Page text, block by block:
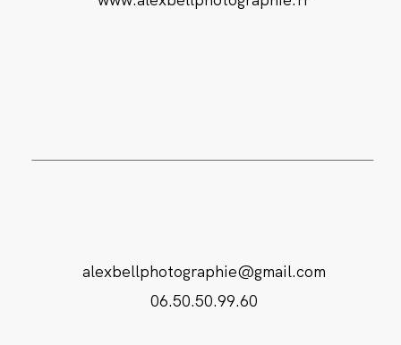
alexbellphotographie@gmail.com
06.50.50.99.60